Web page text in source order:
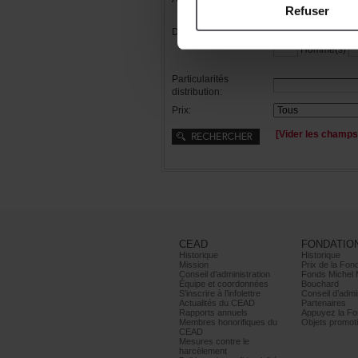
Refuser
Distribution: Femme(s)
Homme(s)
Particularités
distribution:
Prix:
CEAD
Historique
Mission
Conseild’administration
Équipeetcoordonnées
S’inscrireàl’infolettre
ActualitésduCEAD
Rapportsannuels
Membreshonorifiquesdu
CEAD
Mesurescontrele
harcèlement
Historique
Bouchard
Partenaires